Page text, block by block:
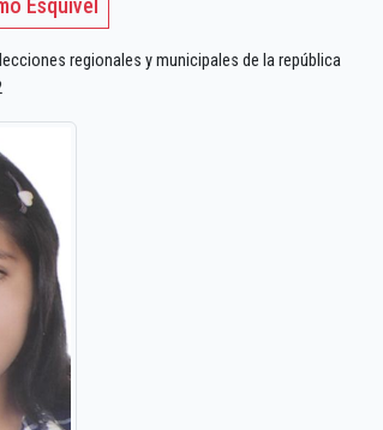
Esquivel
regionales y municipales de la república